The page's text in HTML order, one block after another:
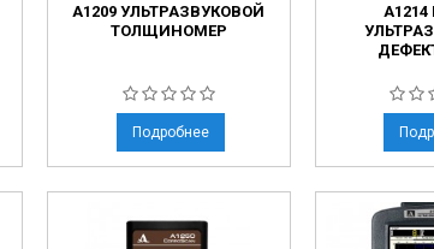
А1209 УЛЬТРАЗВУКОВОЙ
ТОЛЩИНОМЕР
Подробнее
А1214